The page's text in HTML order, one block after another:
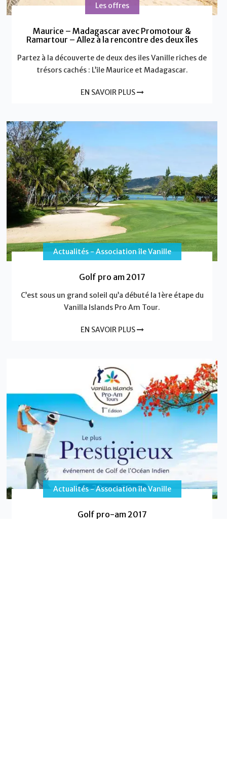
Les offres
Maurice – Madagascar avec Promotour &
Ramartour – Allez à la rencontre des deux îles
Partez à la découverte de deux des iles Vanille riches de
trésors cachés : L’ile Maurice et Madagascar.
EN SAVOIR PLUS
Actualités - Association île Vanille
Golf pro am 2017
C’est sous un grand soleil qu’a débuté la 1ère étape du
Vanilla Islands Pro Am Tour.
EN SAVOIR PLUS
Actualités - Association île Vanille
Golf pro-am 2017